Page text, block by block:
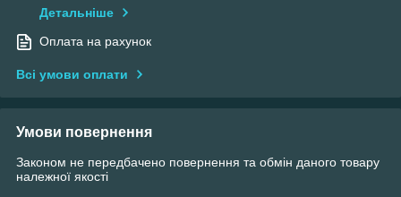
Детальніше
Оплата на рахунок
Всі умови оплати
Умови повернення
Законом не передбачено повернення та обмін даного товару
належної якості